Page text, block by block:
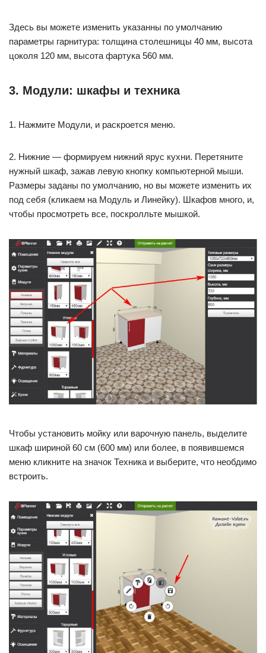
Здесь вы можете изменить указанны по умолчанию
параметры гарнитура: толщина столешницы 40 мм, высота
цоколя 120 мм, высота фартука 560 мм.
3. Модули: шкафы и техника
1. Нажмите Модули, и раскроется меню.
2. Нижние — формируем нижний ярус кухни. Перетяните
нужный шкаф, зажав левую кнопку компьютерной мыши.
Размеры заданы по умолчанию, но вы можете изменить их
под себя (кликаем на Модуль и Линейку). Шкафов много, и,
чтобы просмотреть все, поскролльте мышкой.
Чтобы установить мойку или варочную панель, выделите
шкаф шириной 60 см (600 мм) или более, в появившемся
меню кликните на значок Техника и выберите, что необдимо
встроить.